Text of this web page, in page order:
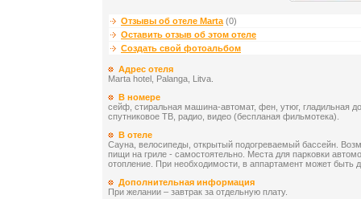
Отзывы об отеле Marta(0)
Оставить отзыв об этом отеле
Создать свой фотоальбом
Адрес отеля
Marta hotel, Palanga, Litva.
В номере
сейф, стиральная машина-автомат, фен, утюг, гладильная
спутниковое ТВ, радио, видео (беспланая фильмотека).
В отеле
Сауна, велосипеды, oткрытый подогреваемый бассейн.
пищи на гриле - самостоятельно. Места для парковки
отопление. При необходимости, в аппартамент может быть
Дополнительная информация
При желании – завтрак за отдельную плату.